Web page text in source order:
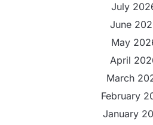
July
June
May
April
March
February
January